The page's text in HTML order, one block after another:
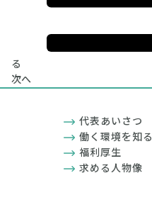
る
次へ
代表あいさつ
働く環境を知る
福利厚生
求める人物像